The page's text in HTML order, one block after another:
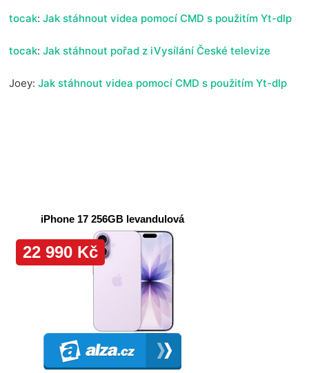
tocak:Jak stáhnout videa pomocí CMD s použitím Yt-dlp
tocak:Jak stáhnout pořad z iVysílání České televize
Joey:Jak stáhnout videa pomocí CMD s použitím Yt-dlp